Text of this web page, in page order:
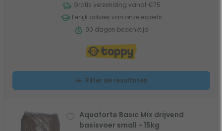
Gratis verzending vanaf €75
Eerlijk advies van onze experts
90 dagen bedenktijd
Filter de resultaten
Aquaforte Basic Mix drijvend
basisvoer small - 15kg